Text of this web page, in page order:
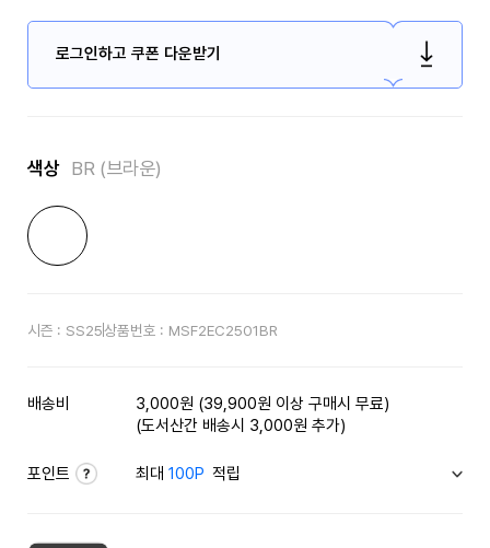
로그인하고 쿠폰 다운받기
색상 BR (브라운)
시즌 : SS25상품번호 : MSF2EC2501BR
배송비
3,000원 (39,900원 이상 구매시 무료)
(도서산간 배송시 3,000원 추가)
포인트 최대100P 적립